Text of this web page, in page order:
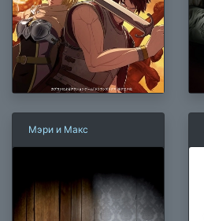
Мэри и Макс